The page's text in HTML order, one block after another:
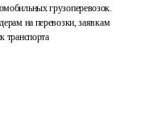
грузоперевозок.
на перевозки, заявкам
транспорта